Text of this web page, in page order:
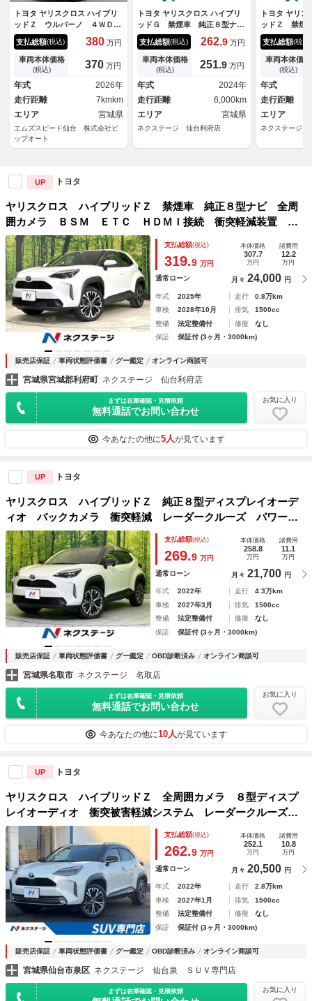
トヨタ ヤリスクロス ハイブリ
ッドＺ ウルバーノ ４ＷＤ
１０．５インチディスプレイオ
ーディオ プラチナホワイトパ
ールマイカ／ブラック２トー
ン アクセサリーコンセント
ハンズフリーパワーバックド
ア アダプティブハイビームシ
ステム 寒冷地仕様
支払総額(税込) 380 万円
車両本体価格
(税込) 370 万円
年式
2026年
走行距離
7kmkm
エリア
宮城県
エムズスピード仙台 株式会社ビ
ップオート
トヨタ ヤリスクロス ハイブリ
ッドＧ 禁煙車 純正８型ナ
ビ 全周囲カメラ ＢＳＭ Ｅ
ＴＣ ドラレコ ＨＤＭＩ接
続 ＡＣ１００Ｖ 衝突軽減装
置 レーダークルーズ Ｂｌｕ
ｅｔｏｏｔｈ フルセグ オー
トライト オートエアコン オ
ートハイビーム
支払総額(税込) 262.9 万円
車両本体価格
(税込) 251.9 万円
年式
2024年
走行距離
6,000km
エリア
宮城県
ネクステージ 仙台利府店
トヨタ ヤリ
ッドＺ 禁煙
ビ 全周囲カ
ＴＣ ＨＤＭ
装置 レーダ
ヒーター ス
ー Ｂｌｕｅ
可 フルセ
パワーシート
支払総額(税込)
車両本体価格
(税込)
年式
走行距離
エリア
ネクステージ
UP トヨタ
ヤリスクロス ハイブリッドＺ 禁煙車 純正８型ナビ 全周
囲カメラ ＢＳＭ ＥＴＣ ＨＤＭＩ接続 衝突軽減装置 レ
ーダクルーズ シートヒーター ステアリングヒーター Ｂｌ
ｕｅｔｏｏｔｈ接続可 フルセグ ハーフレザー パワーシー
ト
支払総額(税込)
319.9 万円
本体価格
307.7
万円
諸費用
12.2
万円
通常ローン 月々 24,000 円
年式 2025年 走行
0.8万km
車検
2028年10月 排気
1500cc
整備
法定整備付 修復
なし
保証
保証付 (3ヶ月・3000km)
販売店保証 車両状態評価書 グー鑑定 オンライン商談可
宮城県宮城郡利府町 ネクステージ 仙台利府店
まずは在庫確認・見積依頼
無料通話でお問い合わせ
お気に入り
今あなたの他に5人が見ています
UP トヨタ
ヤリスクロス ハイブリッドＺ 純正８型ディスプレイオーデ
ィオ バックカメラ 衝突軽減 レーダークルーズ パワーシ
ート シートヒーター コーナーセンサー スマートキー Ｌ
ＥＤヘッド ＥＴＣ 純正１８インチアルミ オートハイビー
ム
支払総額(税込)
269.9 万円
本体価格
258.8
万円
諸費用
11.1
万円
通常ローン 月々 21,700 円
年式 2022年 走行
4.3万km
車検
2027年3月 排気
1500cc
整備
法定整備付 修復
なし
保証
保証付 (3ヶ月・3000km)
販売店保証 車両状態評価書 グー鑑定 OBD診断済み オンライン商談可
宮城県名取市 ネクステージ 名取店
まずは在庫確認・見積依頼
無料通話でお問い合わせ
お気に入り
今あなたの他に10人が見ています
UP トヨタ
ヤリスクロス ハイブリッドＺ 全周囲カメラ ８型ディスプ
レイオーディオ 衝突被害軽減システム レーダークルーズ
禁煙車 ハーフレザーシート パワーシート ドラレコ スマ
ートキー ＬＥＤヘッド ビルトインＥＴＣ 純正１８インチ
アルミ
支払総額(税込)
262.9 万円
本体価格
252.1
万円
諸費用
10.8
万円
通常ローン 月々 20,500 円
年式 2022年 走行
2.8万km
車検
2027年1月 排気
1500cc
整備
法定整備付 修復
なし
保証
保証付 (3ヶ月・3000km)
販売店保証 車両状態評価書 グー鑑定 OBD診断済み オンライン商談可
宮城県仙台市泉区 ネクステージ 仙台泉 ＳＵＶ専門店
まずは在庫確認・見積依頼 お気に入り